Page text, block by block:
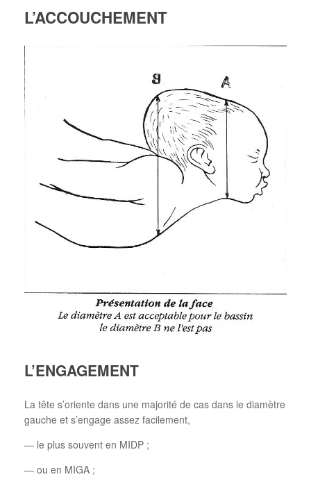
L’ACCOUCHEMENT
L’ENGAGEMENT
La tête s’oriente dans une majorité de cas dans le diamètre
gauche et s’engage assez facilement,
— le plus souvent en MIDP ;
— ou en MIGA ;